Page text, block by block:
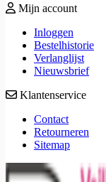
Mijn account
Inloggen
Bestelhistorie
Verlanglijst
Nieuwsbrief
Klantenservice
Contact
Retourneren
Sitemap